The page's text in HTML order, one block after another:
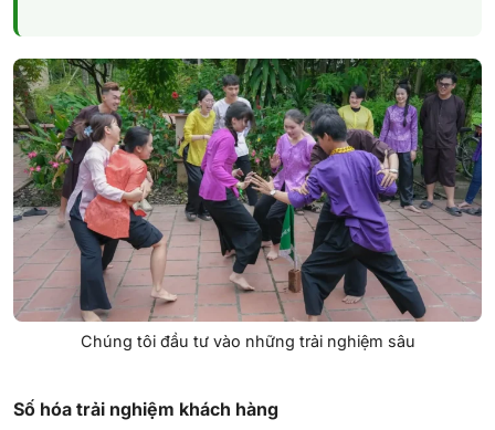
Chúng tôi đầu tư vào những trải nghiệm sâu
Số hóa trải nghiệm khách hàng